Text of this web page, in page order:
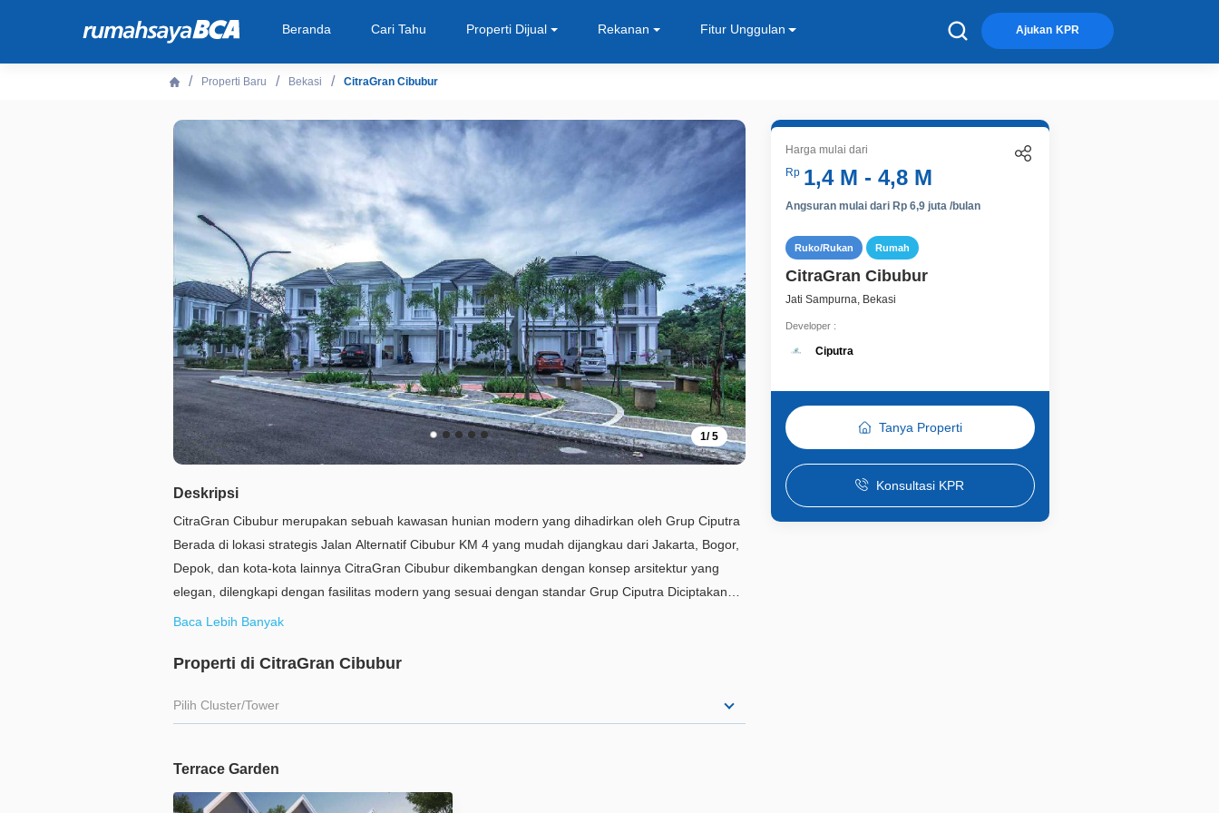
Beranda Cari Tahu Properti Dijual Rekanan Fitur Unggulan Ajukan KPR
Properti Baru Bekasi CitraGran Cibubur
1/5
Deskripsi
CitraGran Cibubur merupakan sebuah kawasan hunian modern yang dihadirkan oleh Grup Ciputra
Berada di lokasi strategis Jalan Alternatif Cibubur KM 4 yang mudah dijangkau dari Jakarta, Bogor,
Depok, dan kota-kota lainnya CitraGran Cibubur dikembangkan dengan konsep arsitektur yang
elegan, dilengkapi dengan fasilitas modern yang sesuai dengan standar Grup Ciputra Diciptakan
dengan tujuan menjadi sebuah kota mandiri berstandar internasional, menjadikan CitraGran
sekitarnya
Baca Lebih Banyak
Properti di CitraGran Cibubur
Pilih Cluster/Tower
Terrace Garden
Harga mulai dari
Rp 1,4 M - 4,8 M
Angsuran mulai dari Rp 6,9 juta /bulan
Ruko/Rukan Rumah
CitraGran Cibubur
Jati Sampurna, Bekasi
Developer :
Ciputra
Tanya Properti
Konsultasi KPR